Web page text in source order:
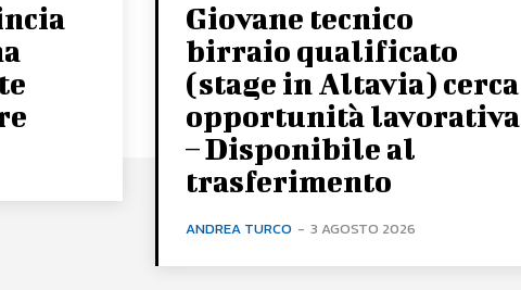
Giovane tecnico
birraio qualificato
(stage in Altavia) cerca
opportunità lavorativa
– Disponibile al
trasferimento
ANDREA TURCO - 3 AGOSTO 2026